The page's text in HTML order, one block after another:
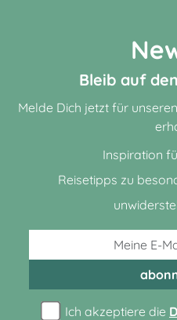
Bleib auf
Melde Dich jetzt für
Inspiration
Reisetipps zu
Ich akzeptiere die